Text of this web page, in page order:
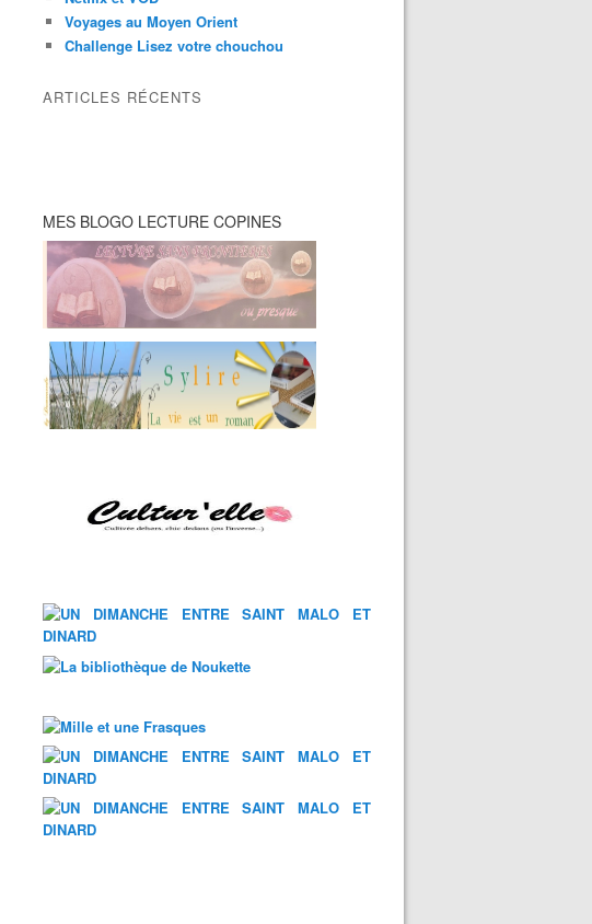
Voyages au Moyen Orient
Challenge Lisez votre chouchou
ARTICLES RÉCENTS
MES BLOGO LECTURE COPINES